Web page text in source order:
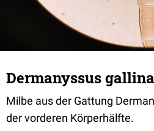
Dermanyssus
Milbe aus der Gattung
der vorderen Körperhälfte.